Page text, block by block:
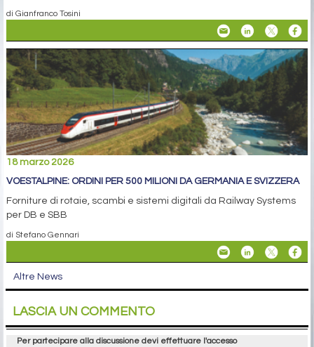
di Gianfranco Tosini
18 marzo 2026
VOESTALPINE: ORDINI PER 500 MILIONI DA GERMANIA E SVIZZERA
Forniture di rotaie, scambi e sistemi digitali da Railway Systems
per DB e SBB
di Stefano Gennari
Altre News
LASCIA UN COMMENTO
Per partecipare alla discussione devi effettuare l'accesso